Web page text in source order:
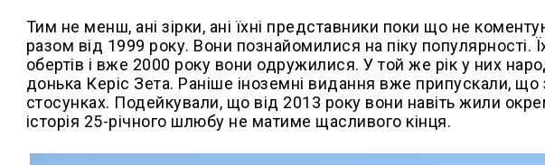
Тим не менш, ані зірки, ані їхні представники поки що не
разом від 1999 року. Вони познайомилися на піку популярності.
обертів і вже 2000 року вони одружилися. У той же рік у них
донька Керіс Зета. Раніше іноземні видання вже припускали,
стосунках. Подейкували, що від 2013 року вони навіть жили
історія 25-річного шлюбу не матиме щасливого кінця.